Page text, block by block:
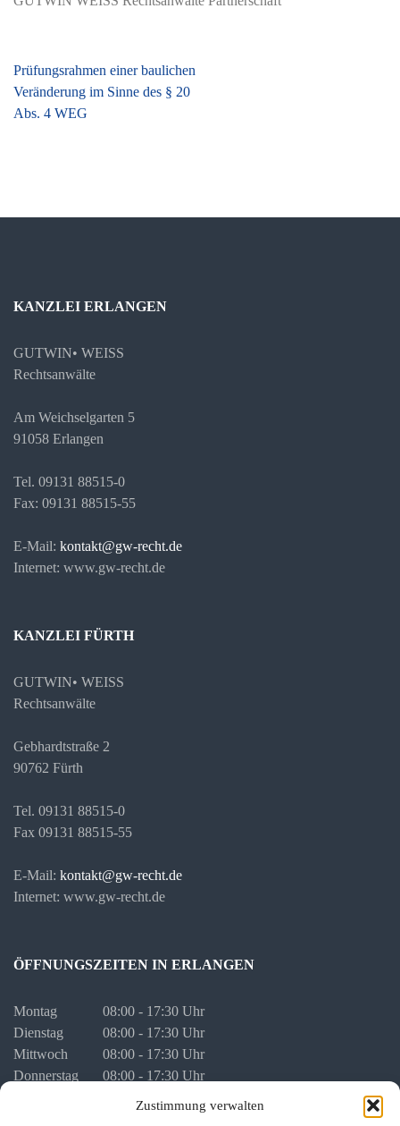
Zustimmung verwalten
Beitragsnavigation
Prüfungsrahmen einer baulichen
Veränderung im Sinne des § 20
Abs. 4 WEG
KANZLEI ERLANGEN
GUTWIN• WEISS
Rechtsanwälte
Am Weichselgarten 5
91058 Erlangen
Tel. 09131 88515-0
Fax: 09131 88515-55
E-Mail: kontakt@gw-recht.de
Internet: www.gw-recht.de
KANZLEI FÜRTH
GUTWIN• WEISS
Rechtsanwälte
Gebhardtstraße 2
90762 Fürth
Tel. 09131 88515-0
Fax 09131 88515-55
E-Mail: kontakt@gw-recht.de
Internet: www.gw-recht.de
ÖFFNUNGSZEITEN IN ERLANGEN
Montag
08:00 - 17:30 Uhr
Dienstag
08:00 - 17:30 Uhr
Mittwoch
08:00 - 17:30 Uhr
Donnerstag
08:00 - 17:30 Uhr